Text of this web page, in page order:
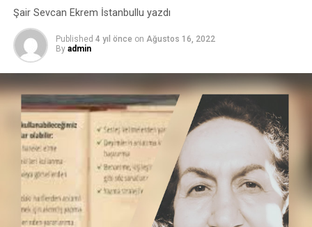
Şair Sevcan Ekrem İstanbullu yazdı
Published 4 yıl önce on Ağustos 16, 2022
By admin